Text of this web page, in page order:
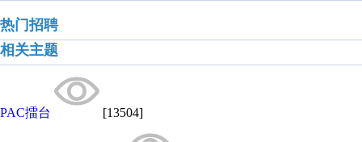
热门招聘
相关主题
PAC擂台 [13504]